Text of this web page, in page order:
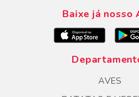
Baixe já nosso
AVES